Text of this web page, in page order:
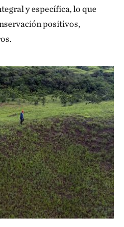
y espe­cífica, lo que
positivos,